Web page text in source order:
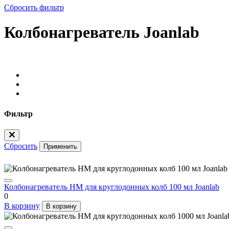
Сбросить фильтр
Колбонагреватель Joanlab
Фильтр
Сбросить Применить
Колбонагреватель HM для круглодонных колб 100 мл Joanlab
0
В корзину
В корзину